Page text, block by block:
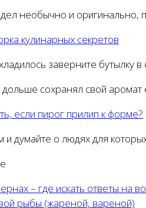
необычно и оригинально,
кулинарных секретов
заверните бутылку
сохранял свой аромат
если пирог прилип к форме?
и думайте о людях для
– где искать ответы на
рыбы (жареной, вареной)